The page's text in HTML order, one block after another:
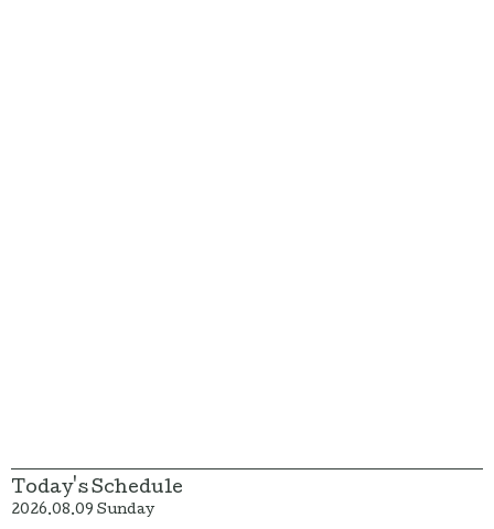
Today's Schedule
2026.08.09 Sunday